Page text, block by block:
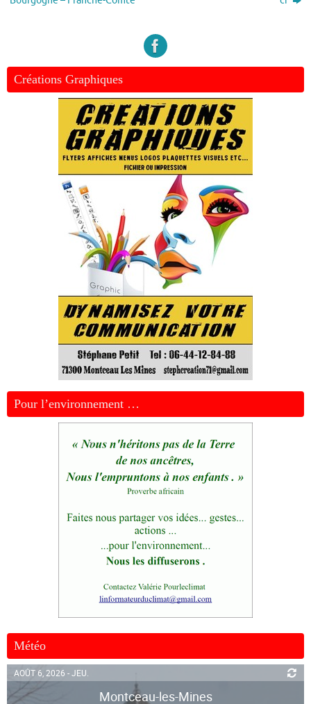
Créations Graphiques
Pour l’environnement …
Météo
AOÛT 6, 2026 - JEU.
Montceau-les-Mines